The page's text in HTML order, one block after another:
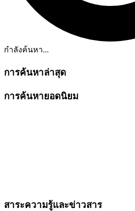
กำลังค้นหา...
การค้นหาล่าสุด
การค้นหายอดนิยม
สาระความรู้และข่าวสาร